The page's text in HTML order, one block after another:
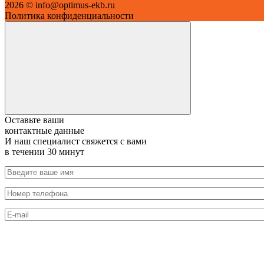
2026 © info@optimus-ekb.ru
Политика конфиденциальности
Оставьте ваши
контактные данные
И наш специалист свяжется с вами
в течении 30 минут